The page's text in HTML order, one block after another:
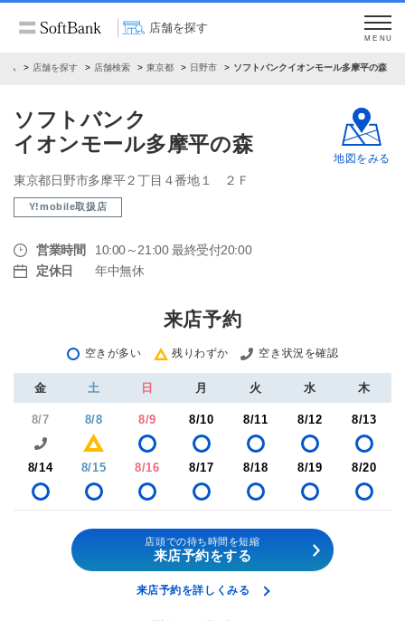
店舗を探す
MENU
ム 店舗を探す 店舗検索 東京都 日野市 ソフトバンクイオンモール多摩平の森
ソフトバンク
イオンモール多摩平の森
東京都日野市多摩平２丁目４番地１ ２Ｆ
Y!mobile取扱店
営業時間
10:00～21:00 最終受付20:00
定休日
年中無休
地図をみる
来店予約
空きが多い 残りわずか 空き状況を確認
金 土 日 月 火 水 木
8/7 8/8 8/9 8/10 8/11 8/12 8/13
8/14 8/15 8/16 8/17 8/18 8/19 8/20
店頭での待ち時間を短縮
来店予約をする
来店予約を詳しくみる